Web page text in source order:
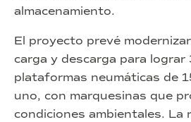
almacenamiento.
El proyecto prevé
carga y descarga para lograr
plataformas neumáticas de
uno, con marquesinas que
condiciones ambientales. La